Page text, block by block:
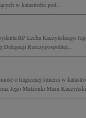
w katastrofie pod...
RP Lecha Kaczyńskiego
Rzeczypospolitej...
o tragicznej śmierci w
Jego Małżonki Marii